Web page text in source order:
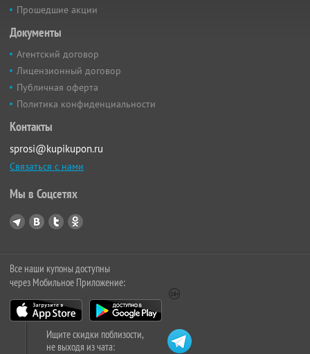
Прошедшие акции
Документы
Агентский договор
Лицензионный договор
Публичная оферта
Политика конфиденциальности
Контакты
sprosi@kupikupon.ru
Связаться с нами
Мы в Соцсетях
Все наши купоны доступны
через Мобильное Приложение:
Ищите скидки поблизости,
не выходя из чата: